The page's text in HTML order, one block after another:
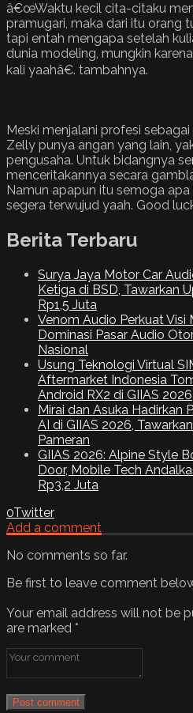
â€œWaktu kecil cita-citaku
pramugari, maka dari itu orang
tapi entah mengapa setelah
dunia modeling, mungkin
kali yaahâ€. tambahnya.
Meski menjalani profesi
Zelly punya angan yang lain,
pengusaha. Untuk bidangnya
menceritakannya secara
Namun apapun itu semoga
segera terwujud yaah. Good
Berita Terbaru
Surya Jaya Motor Car
Ketiga di BSD, Tawarkan
Rp1,5 Juta
Venom Audio Perkuat Visi
Dominasi Pasar Audio
Nasional
Usung Teknologi Virtual
Aftermarket Indonesia
Android RX2 di GIIAS 2026
Mirai dan Asuka Hadirkan
AI di GIIAS 2026,
Pameran
GIIAS 2026: Alpine Style
Door, Mobile Tech
Rp3,2 Juta
0Twitter
Add a comment
No comments so far.
Be first to leave comment
Your email address will not be
are marked *
Post comment